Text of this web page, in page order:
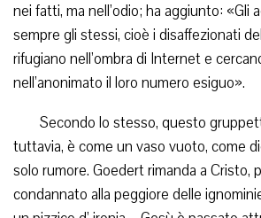
nei fatti, ma nell’odio; ha aggiunto: «Gli
sempre gli stessi, cioè i disaffezionati
rifugiano nell’ombra di Internet e
nell’anonimato il loro numero esiguo».
Secondo lo stesso, questo
tuttavia, è come un vaso vuoto, come
solo rumore. Goedert rimanda a Cristo,
condannato alla peggiore delle